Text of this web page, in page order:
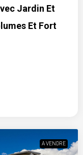
Jardin Et
Et Fort
A VENDRE